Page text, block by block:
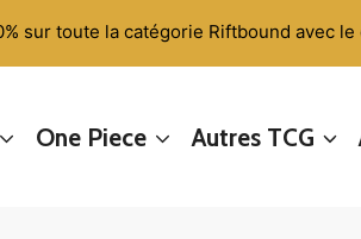
sur toute la catégorie Riftbound avec le
One Piece Autres TCG